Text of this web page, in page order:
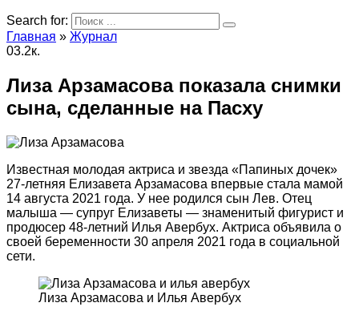
Search for:
Главная » Журнал
03.2к.
Лиза Арзамасова показала снимки
сына, сделанные на Пасху
Известная молодая актриса и звезда «Папиных дочек»
27-летняя Елизавета Арзамасова впервые стала мамой
14 августа 2021 года. У нее родился сын Лев. Отец
малыша — супруг Елизаветы — знаменитый фигурист и
продюсер 48-летний Илья Авербух. Актриса объявила о
своей беременности 30 апреля 2021 года в социальной
сети.
Лиза Арзамасова и Илья Авербух